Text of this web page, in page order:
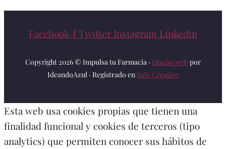
Facebook-fTwitter Instagram Linkedin
Copyright 2026 © Impulsa tu Farmacia · Diseño webpor
IdeandoAzul · Registrado en Safe Creative
Esta web usa cookies propias que tienen una
finalidad funcional y cookies de terceros (tipo
analytics) que permiten conocer sus hábitos de